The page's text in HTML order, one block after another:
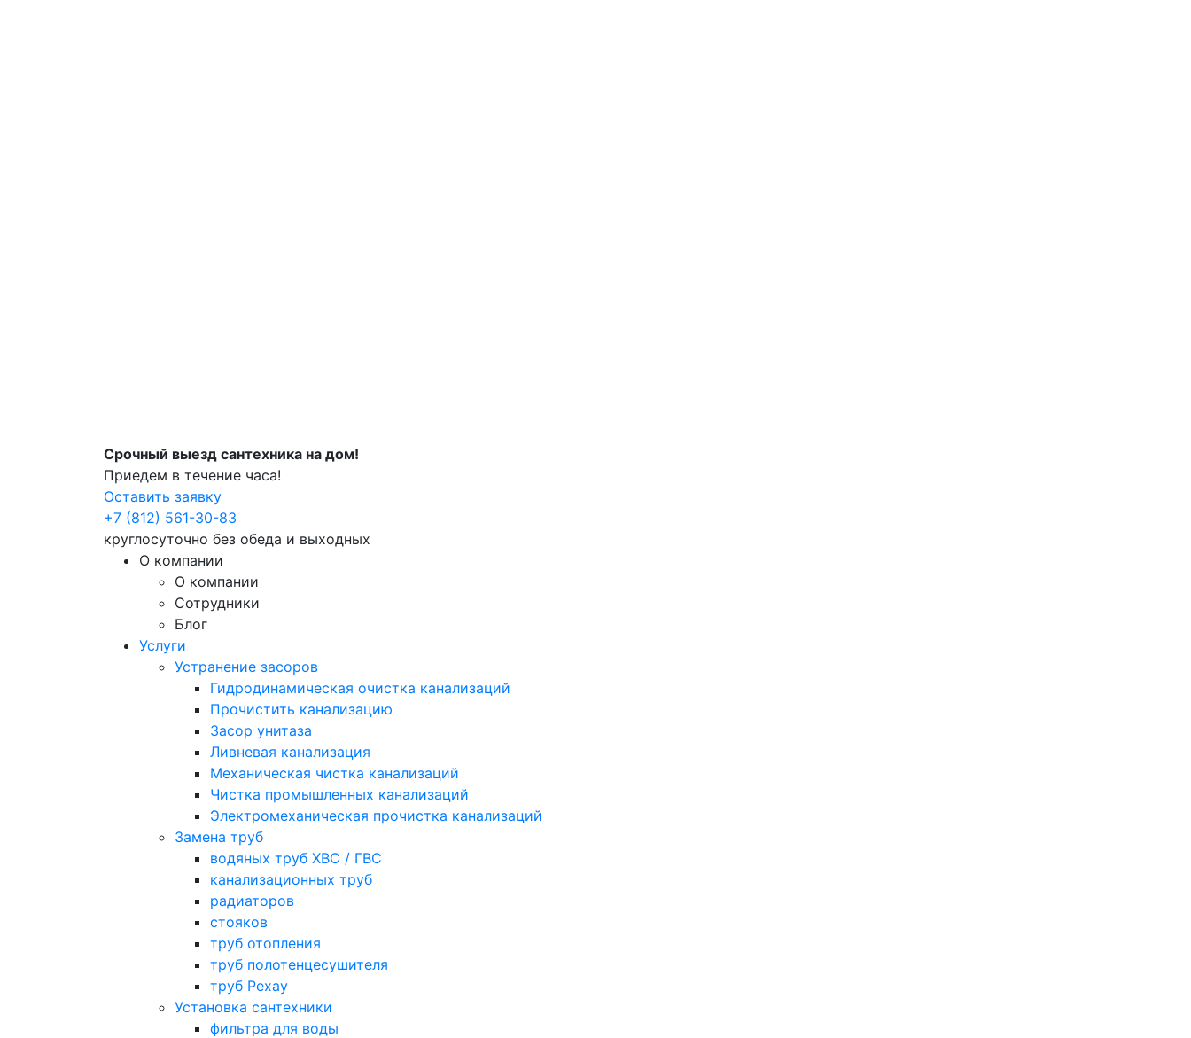
Срочный выезд сантехника на дом!
Приедем в течение часа!
Оставить заявку
+7 (812) 561-30-83
круглосуточно без обеда и выходных
О компании
О компании
Сотрудники
Блог
Услуги
Устранение засоров
Гидродинамическая очистка канализаций
Прочистить канализацию
Засор унитаза
Ливневая канализация
Механическая чистка канализаций
Чистка промышленных канализаций
Электромеханическая прочистка канализаций
Замена труб
водяных труб ХВС / ГВС
канализационных труб
радиаторов
стояков
труб отопления
труб полотенцесушителя
труб Рехау
Установка сантехники
фильтра для воды